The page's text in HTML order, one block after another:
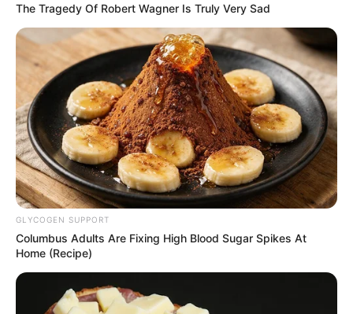
SELEBRITI
10 Potret Anggika Bolsterli,
Pemeran Wira di Film
Twivortiare
Penulis:aura |18 Agustus 2019
Siapa yang tidak tertarik dengan film layar lebar terbaru,
Twivortiare, dengan sinopsis dan trailer yang sangat dibuat
penasaran para penonton.
The Tragedy Of Robert Wagner Is Truly Very Sad
GLYCOGEN SUPPORT
Columbus Adults Are Fixing High Blood Sugar Spikes At
Home (Recipe)